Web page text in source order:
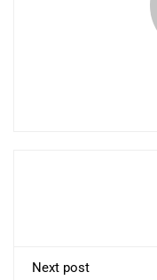
Next post